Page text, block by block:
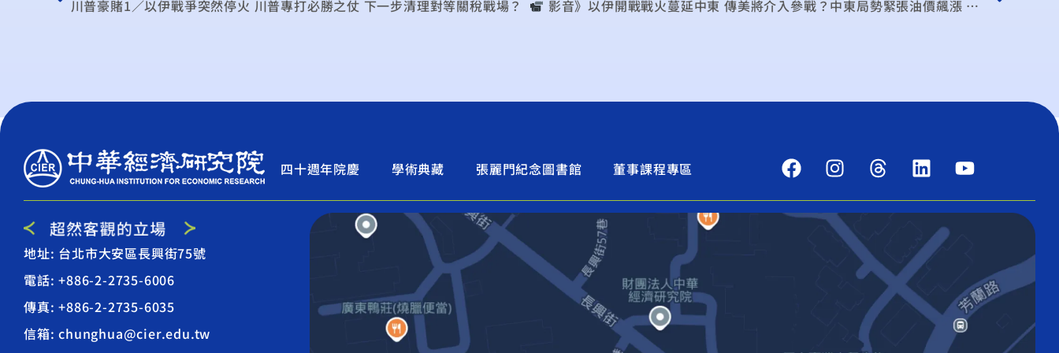
川普豪賭1／以伊戰爭突然停火 川普專打必勝之仗 下一步清理對等關稅戰場？ ︎ 影音》以伊開戰戰火蔓延中東 傳美將介入參戰？中東局勢緊張油價飆漲 通膨壓力再添變數？聯準會維持利率不降息 避險情緒升溫 股市、匯市衝擊影響？
四十週年院慶 學術典藏 張麗門紀念圖書館 董事課程專區
地址: 台北市大安區長興街75號
電話: +886-2-2735-6006
傳真: +886-2-2735-6035
信箱: chunghua@cier.edu.tw